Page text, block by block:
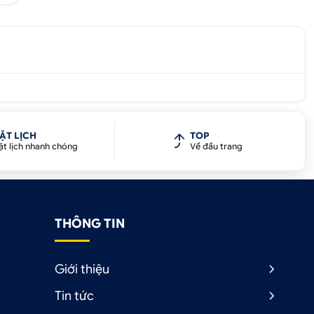
LỊCH
lịch nhanh chóng
TOP
Về đầu trang
THÔNG TIN
Giới thiệu
Tin tức